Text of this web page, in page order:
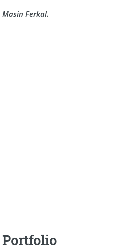
Masin Ferkal.
Portfolio